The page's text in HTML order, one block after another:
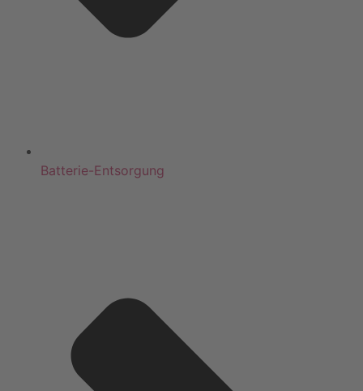
Batterie-Entsorgung